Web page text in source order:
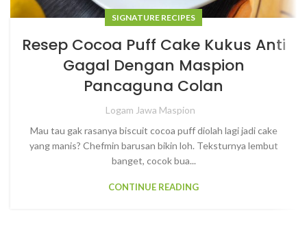
SIGNATURE RECIPES
Resep Cocoa Puff Cake Kukus Anti
Gagal Dengan Maspion
Pancaguna Colan
Logam Jawa Maspion
Mau tau gak rasanya biscuit cocoa puff diolah lagi jadi cake
yang manis? Chefmin barusan bikin loh. Teksturnya lembut
banget, cocok bua...
CONTINUE READING